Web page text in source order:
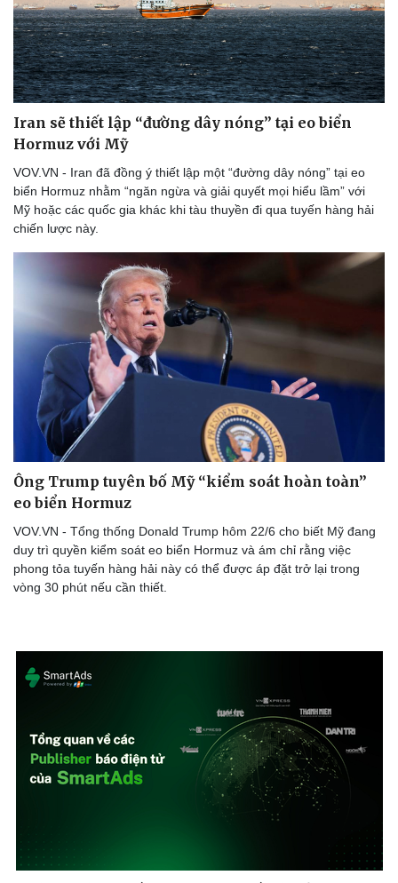
Iran sẽ thiết lập “đường dây nóng” tại eo biển
Hormuz với Mỹ
VOV.VN - Iran đã đồng ý thiết lập một “đường dây nóng” tại eo
biển Hormuz nhằm “ngăn ngừa và giải quyết mọi hiểu lầm” với
Mỹ hoặc các quốc gia khác khi tàu thuyền đi qua tuyến hàng hải
chiến lược này.
Ông Trump tuyên bố Mỹ “kiểm soát hoàn toàn”
eo biển Hormuz
VOV.VN - Tổng thống Donald Trump hôm 22/6 cho biết Mỹ đang
duy trì quyền kiểm soát eo biển Hormuz và ám chỉ rằng việc
phong tỏa tuyến hàng hải này có thể được áp đặt trở lại trong
vòng 30 phút nếu cần thiết.